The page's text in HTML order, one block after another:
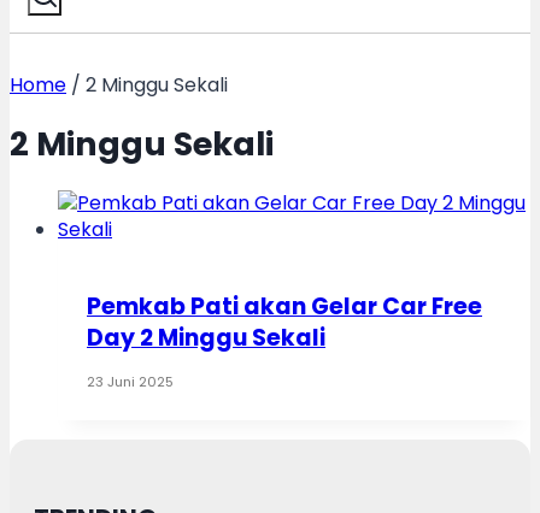
Home / 2 Minggu Sekali
2 Minggu Sekali
Pemkab Pati akan Gelar Car Free
Day 2 Minggu Sekali
23 Juni 2025